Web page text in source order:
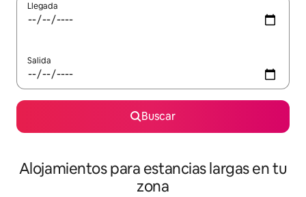
Llegada
Salida
Buscar
Alojamientos para estancias largas en tu
zona